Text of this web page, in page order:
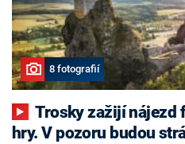
8 fotografií
Trosky zažijí nájezd fanoušků počítačové
hry. V pozoru budou